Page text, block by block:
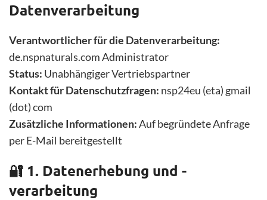
Datenverarbeitung
Verantwortlicher für die Datenverarbeitung:
de.nspnaturals.com Administrator
Status: Unabhängiger Vertriebspartner
Kontakt für Datenschutzfragen: nsp24eu (eta) gmail
(dot) com
Zusätzliche Informationen:Auf begründete Anfrage
per E-Mail bereitgestellt
🔐 1. Datenerhebung und -
verarbeitung